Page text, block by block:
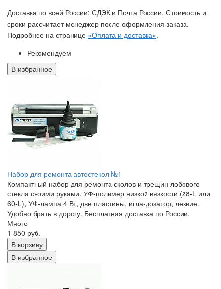
Доставка по всей России: СДЭК и Почта России. Стоимость и
сроки рассчитает менеджер после оформления заказа.
Подробнее на странице «Оплата и доставка».
Рекомендуем
В избранное
Набор для ремонта автостекол №1
Компактный набор для ремонта сколов и трещин лобового
стекла своими руками: УФ-полимер низкой вязкости (28-L или
60-L), УФ-лампа 4 Вт, две пластины, игла-дозатор, лезвие.
Удобно брать в дорогу. Бесплатная доставка по России.
Много
1 850 руб.
В корзину
В избранное